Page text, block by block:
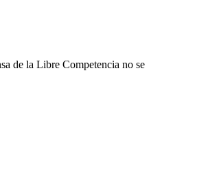
de la Libre Competencia no se